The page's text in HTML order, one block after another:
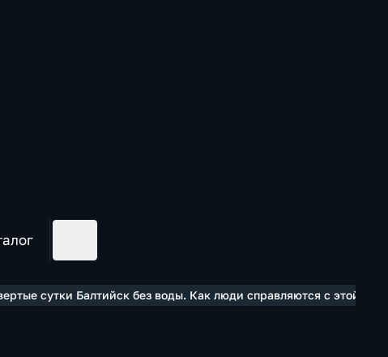
сутки Балтийск без воды. Как люди справляются с этой